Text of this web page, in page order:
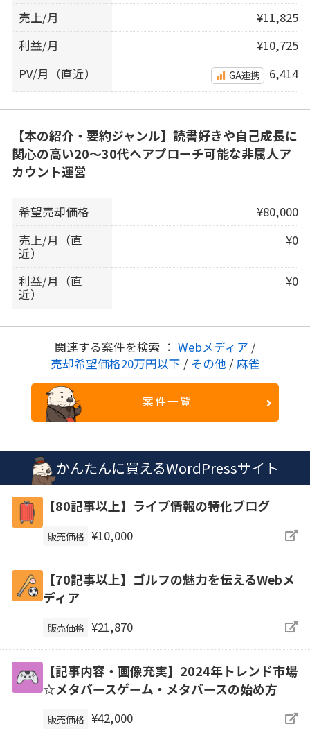
売上/月
¥11,825
利益/月
¥10,725
PV/月（直近）
GA連携 6,414
【本の紹介・要約ジャンル】読書好きや自己成長に
関心の高い20〜30代へアプローチ可能な非属人ア
カウント運営
希望売却価格
¥80,000
売上/月（直
近）
¥0
利益/月（直
近）
¥0
関連する案件を検索 ： Webメディア /
売却希望価格20万円以下 / その他 / 麻雀
案件一覧
かんたんに買えるWordPressサイト
【80記事以上】ライブ情報の特化ブログ
販売価格 ¥10,000
【70記事以上】ゴルフの魅力を伝えるWebメ
ディア
販売価格 ¥21,870
【記事内容・画像充実】2024年トレンド市場
☆メタバースゲーム・メタバースの始め方
販売価格 ¥42,000